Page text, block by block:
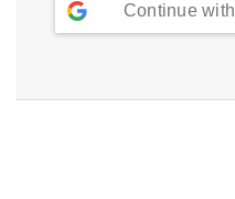
Continue with